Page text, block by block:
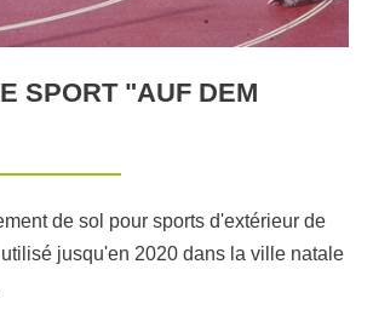
SPORT "AUF DEM
de sol pour sports d'extérieur de
jusqu'en 2020 dans la ville natale